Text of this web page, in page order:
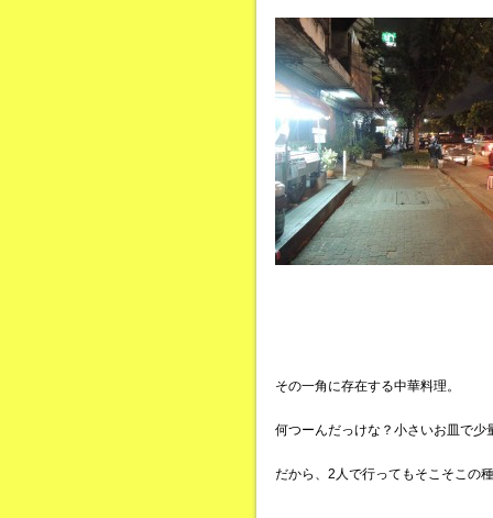
その一角に存在する中華料理。
何つーんだっけな？小さいお皿で少
だから、2人で行ってもそこそこの